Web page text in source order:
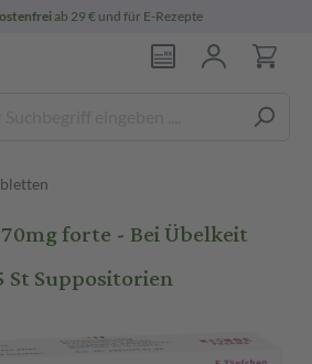
Rezepte
forte - Bei Übelkeit
Suppositorien